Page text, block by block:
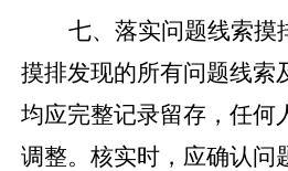
七、落实问题线索摸
摸排发现的所有问题线索
均应完整记录留存，任何
调整。核实时，应确认问